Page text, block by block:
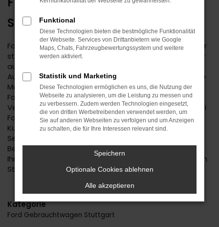
STUTTGART
Ford ist ein bemerkenswerter Hersteller. Der Autobauer
steht einerseits für Tradition, andererseits aber immer
auch für Aufbruchstimmung und eine zeitgemäße
Ausstattung. Im Autohaus Daub finden Sie Ford für Ihre
Mobilität in Stuttgart und Umgebung. Wir sind ein
Familienunternehmen mit tiefer regionaler
Verwurzelung. Seit 1974 bieten wir Fahrzeuge an, wobei
Ford einen der Schwerpunkte darstellt. Kundinnen und
Kunden aus Stuttgart kennen und schätzen unseren
Service und die persönliche und durchweg individuelle
Beratung. Wir haben immer ein offenes Ohr für Sie und
Ihre Anliegen und liefern Fahrzeuge natürlich auch nach
Stuttgart oder in die nähere Umgebung.
Kategorie
Ford Gebrauchtwagen Stuttgart
Funktional
Diese Technologien bieten die bestmögliche Funktionalität
der Webseite. Services von Drittanbietern wie Google
Maps, Chats, Fahrzeugbewertungssystem und weitere
werden aktiviert.
Statistik und Marketing
Diese Technologien ermöglichen es uns, die Nutzung der
Webseite zu analysieren, um die Leistung zu messen und
zu verbessern. Zudem werden Technologien eingesetzt,
die von dritten Werbetreibenden verwendet werden, um
Sie auf anderen Webseiten zu verfolgen und um Anzeigen
zu schalten, die für Ihre Interessen relevant sind.
Speichern
Optionale Cookies ablehnen
Alle akzeptieren